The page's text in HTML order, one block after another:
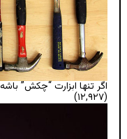
اگر تنها ابزارت “چکش”
(۱۲,۹۲۷)